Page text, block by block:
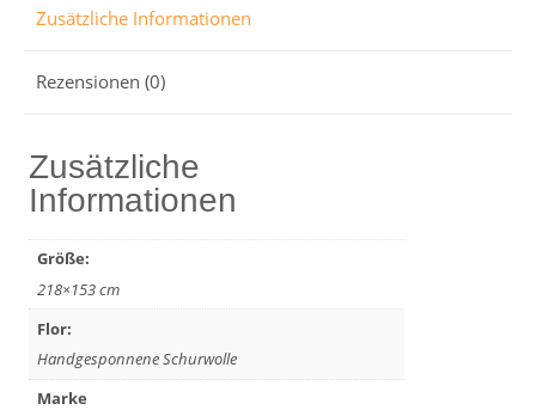
Zusätzliche Informationen
Rezensionen (0)
Zusätzliche
Informationen
Größe:
218×153 cm
Flor:
Handgesponnene Schurwolle
Marke